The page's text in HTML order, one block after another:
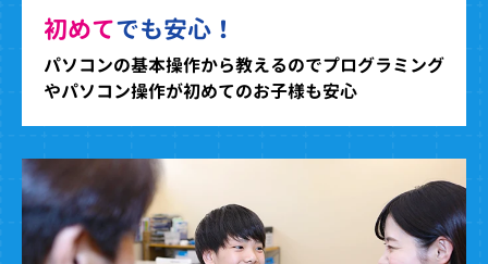
初めてでも安心！
パソコンの基本操作から教えるのでプログラミング
やパソコン操作が初めてのお子様も安心